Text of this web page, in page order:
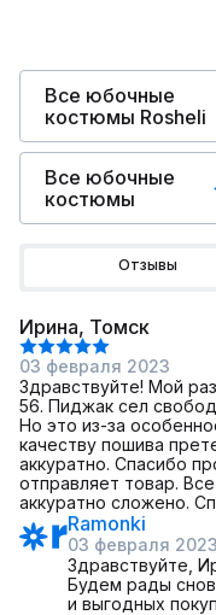
Все юбочные
костюмы Rosheli
Все юбочные
костюмы
Отзывы
Ирина, Томск
03 февраля 2023
Здравствуйте! Мой
56. Пиджак сел
Но это из-за
качеству пошива
аккуратно. Спасибо
отправляет товар.
аккуратно сложено.
Ramonki
03 февраля 2023
Здравствуйте,
Будем рады
и выгодных